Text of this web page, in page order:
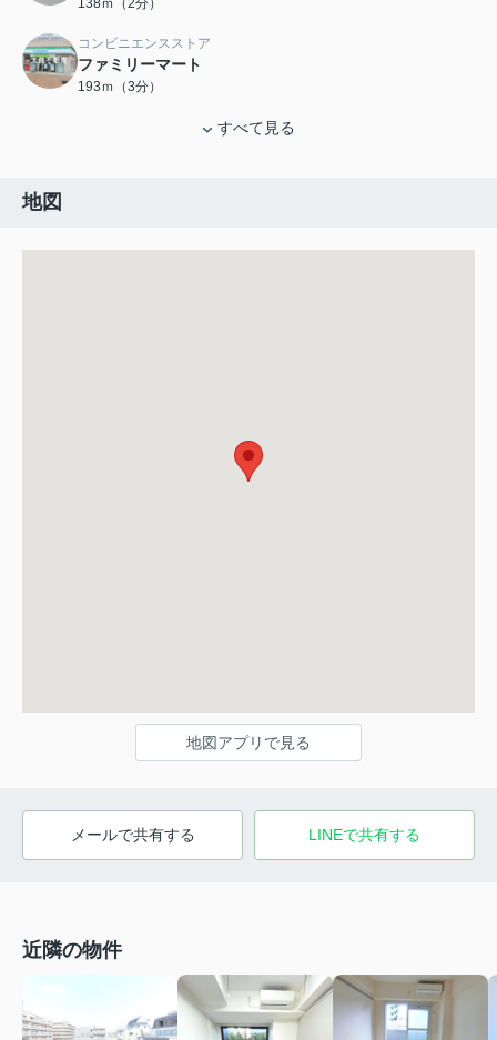
138ｍ（2分）
コンビニエンスストア
ファミリーマート
193ｍ（3分）
すべて見る
地図
地図アプリで見る
メールで共有する LINEで共有する
近隣の物件